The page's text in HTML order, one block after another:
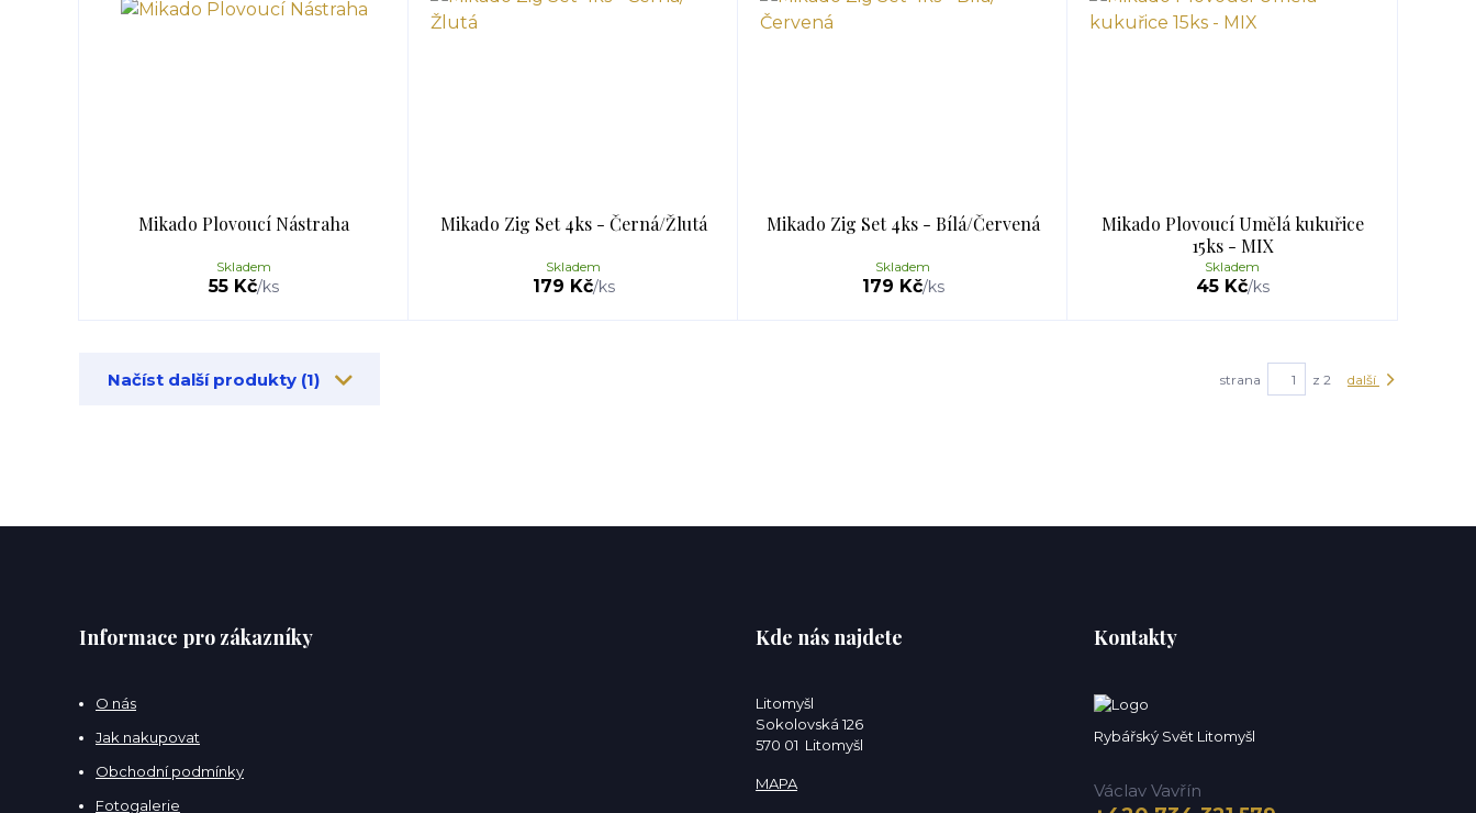
Mikado Plovoucí Nástraha
55 Kč/ks
Skladem
Mikado Zig Set 4ks - Černá/Žlutá
179 Kč/ks
Skladem
Mikado Zig Set 4ks - Bílá/Červená
179 Kč/ks
Skladem
Mikado Plovoucí Umělá kukuřice
15ks - MIX
45 Kč/ks
Skladem
Načíst další produkty (1) strana z 2 další
Informace pro zákazníky
O nás
Jak nakupovat
Obchodní podmínky
Fotogalerie
Kde nás najdete
Litomyšl
Sokolovská 126
570 01 Litomyšl
MAPA
Kontakty
Rybářský Svět Litomyšl
Václav Vavřín